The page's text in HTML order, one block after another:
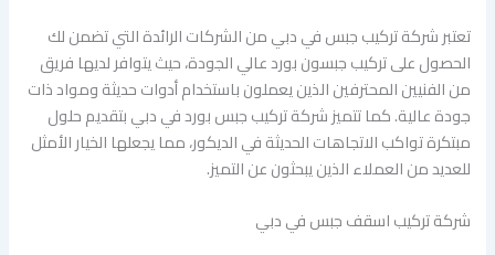
تعتبر شركة تركيب جبس في دبي من الشركات الرائدة التي تضمن لك
الحصول على تركيب جبسون بورد عالي الجودة، حيث يتوافر لديها فريق
من الفنيين المحترفين الذين يعملون باستخدام أدوات حديثة ومواد ذات
جودة عالية. كما تتميز شركة تركيب جبس بورد في دبي بتقديم حلول
مبتكرة تواكب الاتجاهات الحديثة في الديكور، مما يجعلها الخيار الأمثل
للعديد من العملاء الذين يبحثون عن التميز.
شركة تركيب اسقف جبس في دبي